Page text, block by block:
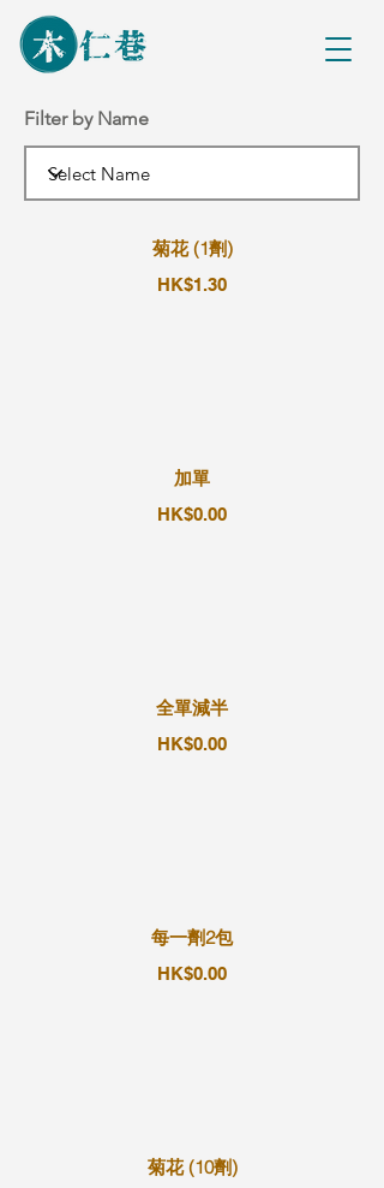
Filter by Name
菊花 (1劑)
HK$1.30
加單
HK$0.00
全單減半
HK$0.00
每一劑2包
HK$0.00
菊花 (10劑)